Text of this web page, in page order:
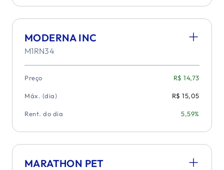
MODERNA INC
M1RN34
Preço R$ 14,73
Máx. (dia) R$ 15,05
Rent. do dia 5,59%
MARATHON PET